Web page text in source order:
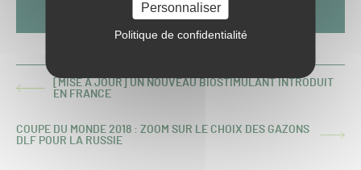
Personnaliser
Politique de confidentialité
ARTICLE
[MISE À JOUR] UN NOUVEAU BIOSTIMULANT INTRODUIT
EN FRANCE
ARTICLE
COUPE DU MONDE 2018 : ZOOM SUR LE CHOIX DES GAZONS
DLF POUR LA RUSSIE